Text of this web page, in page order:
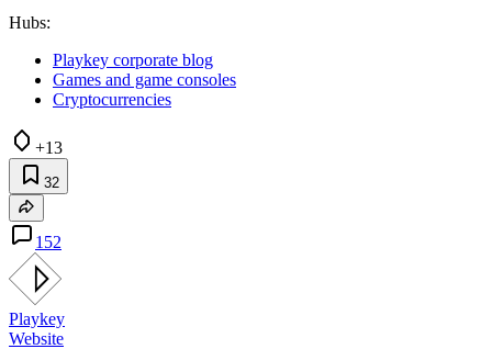
Hubs:
Playkey corporate blog
Games and game consoles
Cryptocurrencies
+13
32
152
Playkey
Website